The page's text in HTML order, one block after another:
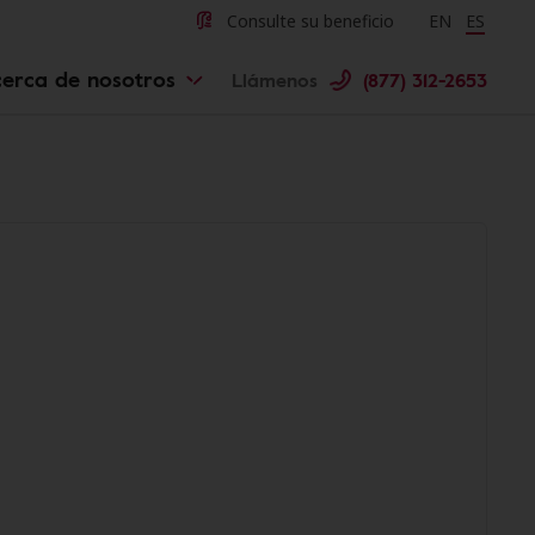
Consulte su beneficio Change
EN ES
de nosotros Llámenos (877) 312-2653